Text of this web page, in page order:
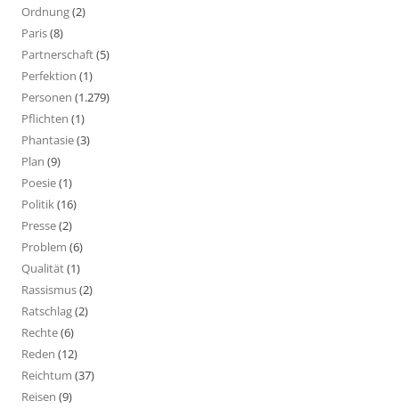
Ordnung(2)
Paris(8)
Partnerschaft(5)
Perfektion (1)
Personen (1.279)
Pflichten (1)
Phantasie(3)
Plan (9)
Poesie(1)
Politik(16)
Presse(2)
Problem (6)
Qualität(1)
Rassismus(2)
Ratschlag(2)
Rechte(6)
Reden (12)
Reichtum (37)
Reisen (9)